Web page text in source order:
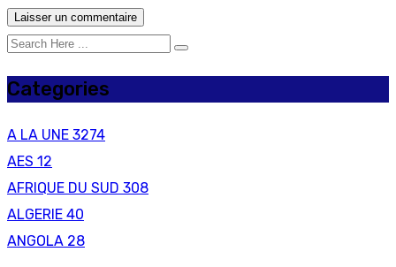
Categories
A LA UNE 3274
AES 12
AFRIQUE DU SUD 308
ALGERIE 40
ANGOLA 28